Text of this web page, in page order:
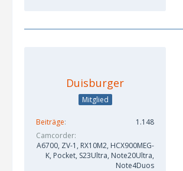
Duisburger
Mitglied
Beiträge
1.148
Camcorder
A6700, ZV-1, RX10M2, HCX900MEG-
K, Pocket, S23Ultra, Note20Ultra,
Note4Duos